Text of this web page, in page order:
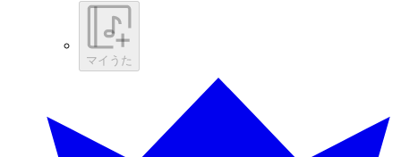
マイうた